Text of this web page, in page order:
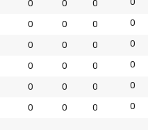
0 0 0
0 0 0 0
0 0 0 0
0 0 0 0
0 0 0 0
0 0 0 0